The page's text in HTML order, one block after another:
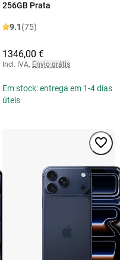
256GB Prata
9.1(75)
1346,00 €
Incl. IVA, Envio grátis
Em stock: entrega em 1-4 dias
úteis